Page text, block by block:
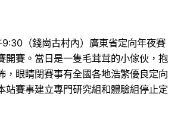
9:30（錢崗古村內）廣東省定向年夜賽
開賽。當日是一隻毛茸茸的小傢伙，抱
，眼睛閉賽事有全國各地浩繁優良定向
站賽事建立專門研究組和體驗組停止定